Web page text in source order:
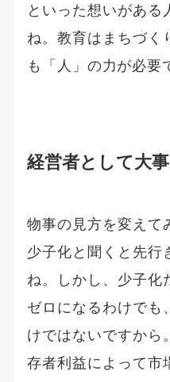
といった想いがある
ね。教育はまちづく
も「人」の力が必要
経営者として大
物事の見方を変えて
少子化と聞くと先行
ね。しかし、少子化
ゼロになるわけでも
けではないですから
存者利益によって市